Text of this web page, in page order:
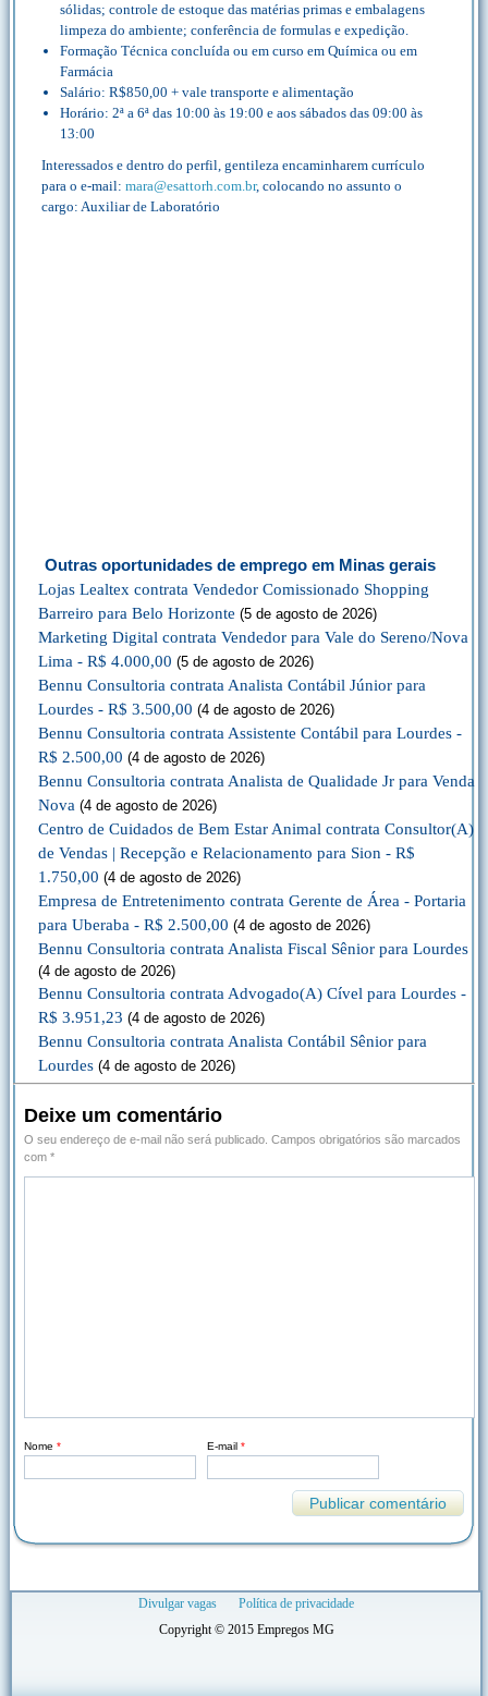
sólidas; controle de estoque das matérias primas e embalagens
limpeza do ambiente; conferência de formulas e expedição.
Formação Técnica concluída ou em curso em Química ou em
Farmácia
Salário: R$850,00 + vale transporte e alimentação
Horário: 2ª a 6ª das 10:00 às 19:00 e aos sábados das 09:00 às
13:00
Interessados e dentro do perfil, gentileza encaminharem currículo
para o e-mail: mara@esattorh.com.br, colocando no assunto o
cargo: Auxiliar de Laboratório
Outras oportunidades de emprego em Minas gerais
Lojas Lealtex contrata Vendedor Comissionado Shopping
Barreiro para Belo Horizonte (5 de agosto de 2026)
Marketing Digital contrata Vendedor para Vale do Sereno/Nova
Lima - R$ 4.000,00 (5 de agosto de 2026)
Bennu Consultoria contrata Analista Contábil Júnior para
Lourdes - R$ 3.500,00 (4 de agosto de 2026)
Bennu Consultoria contrata Assistente Contábil para Lourdes -
R$ 2.500,00 (4 de agosto de 2026)
Bennu Consultoria contrata Analista de Qualidade Jr para Venda
Nova (4 de agosto de 2026)
Centro de Cuidados de Bem Estar Animal contrata Consultor(A)
de Vendas | Recepção e Relacionamento para Sion - R$
1.750,00 (4 de agosto de 2026)
Empresa de Entretenimento contrata Gerente de Área - Portaria
para Uberaba - R$ 2.500,00 (4 de agosto de 2026)
Bennu Consultoria contrata Analista Fiscal Sênior para Lourdes
(4 de agosto de 2026)
Bennu Consultoria contrata Advogado(A) Cível para Lourdes -
R$ 3.951,23 (4 de agosto de 2026)
Bennu Consultoria contrata Analista Contábil Sênior para
Lourdes (4 de agosto de 2026)
Deixe um comentário
O seu endereço de e-mail não será publicado. Campos obrigatórios são marcados
com *
Nome * E-mail *
Divulgar vagas
Política de privacidade
Copyright © 2015 Empregos MG